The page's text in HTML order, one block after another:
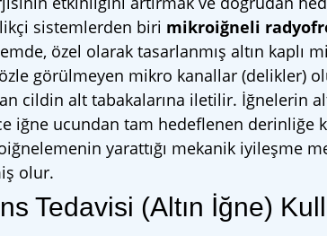
sistemlerden biri mikroiğneli
özel olarak tasarlanmış altın
görülmeyen mikro kanallar (delikler)
cildin alt tabakalarına iletilir. İğnelerin
iğne ucundan tam hedeflenen derinliğe
yarattığı mekanik iyileşme
olur.
Tedavisi (Altın İğne)